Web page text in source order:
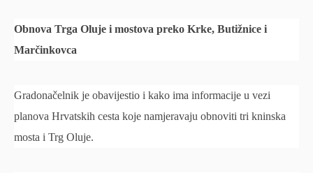
Obnova Trga Oluje i mostova preko Krke, Butižnice i
Marčinkovca
Gradonačelnik je obavijestio i kako ima informacije u vezi
planova Hrvatskih cesta koje namjeravaju obnoviti tri kninska
mosta i Trg Oluje.